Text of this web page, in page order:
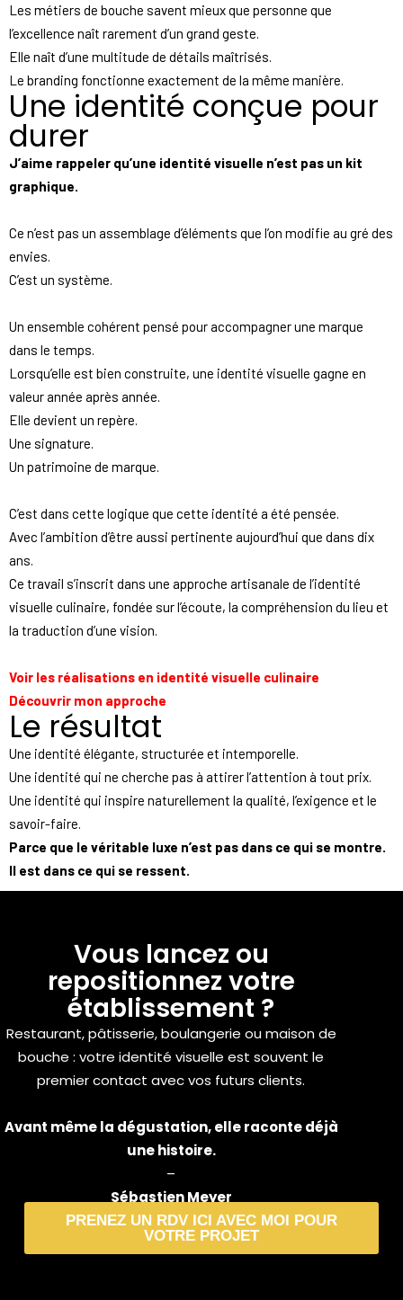
Les métiers de bouche savent mieux que personne que
l’excellence naît rarement d’un grand geste.
Elle naît d’une multitude de détails maîtrisés.
Le branding fonctionne exactement de la même manière.
Une identité conçue pour
durer
J’aime rappeler qu’une identité visuelle n’est pas un kit
graphique.
Ce n’est pas un assemblage d’éléments que l’on modifie au gré des
envies.
C’est un système.
Un ensemble cohérent pensé pour accompagner une marque
dans le temps.
Lorsqu’elle est bien construite, une identité visuelle gagne en
valeur année après année.
Elle devient un repère.
Une signature.
Un patrimoine de marque.
C’est dans cette logique que cette identité a été pensée.
Avec l’ambition d’être aussi pertinente aujourd’hui que dans dix
ans.
Ce travail s’inscrit dans une approche artisanale de l’identité
visuelle culinaire, fondée sur l’écoute, la compréhension du lieu et
la traduction d’une vision.
Voir les réalisations en identité visuelle culinaire
Découvrir mon approche
Le résultat
Une identité élégante, structurée et intemporelle.
Une identité qui ne cherche pas à attirer l’attention à tout prix.
Une identité qui inspire naturellement la qualité, l’exigence et le
savoir-faire.
Parce que le véritable luxe n’est pas dans ce qui se montre.
Il est dans ce qui se ressent.
Vous lancez ou
repositionnez votre
établissement ?
Restaurant, pâtisserie, boulangerie ou maison de
bouche : votre identité visuelle est souvent le
premier contact avec vos futurs clients.
Avant même la dégustation, elle raconte déjà
une histoire.
–
Sébastien Meyer
Artisan en identité visuelle
PRENEZ UN RDV ICI AVEC MOI POUR
VOTRE PROJET